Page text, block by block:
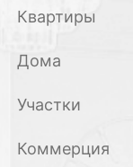
Квартиры
Дома
Участки
Коммерция